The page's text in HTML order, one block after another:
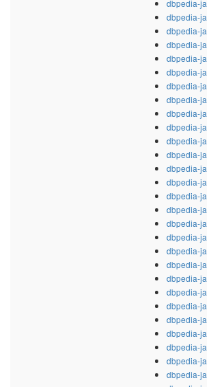
dbpedia-ja
dbpedia-ja
dbpedia-ja
dbpedia-ja
dbpedia-ja
dbpedia-ja
dbpedia-ja
dbpedia-ja
dbpedia-ja
dbpedia-ja
dbpedia-ja
dbpedia-ja
dbpedia-ja
dbpedia-ja
dbpedia-ja
dbpedia-ja
dbpedia-ja
dbpedia-ja
dbpedia-ja
dbpedia-ja
dbpedia-ja
dbpedia-ja
dbpedia-ja
dbpedia-ja
dbpedia-ja
dbpedia-ja
dbpedia-ja
dbpedia-ja